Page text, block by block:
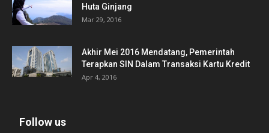
Huta Ginjang
Mar 29, 2016
Akhir Mei 2016 Mendatang, Pemerintah
Terapkan SIN Dalam Transaksi Kartu Kredit
Apr 4, 2016
Follow us